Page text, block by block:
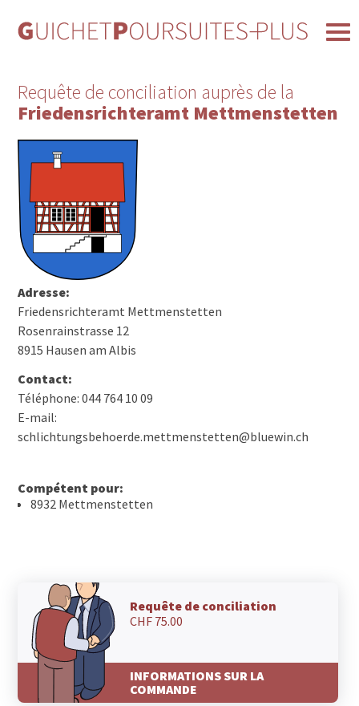
Requête de conciliation auprès de la
Friedensrichteramt Mettmenstetten
Adresse:
Friedensrichteramt Mettmenstetten
Rosenrainstrasse 12
8915 Hausen am Albis
Contact:
Téléphone: 044 764 10 09
E-mail:
schlichtungsbehoerde.mettmenstetten@bluewin.ch
Compétent pour:
8932 Mettmenstetten
Requête de conciliation
CHF 75.00
INFORMATIONS SUR LA
COMMANDE